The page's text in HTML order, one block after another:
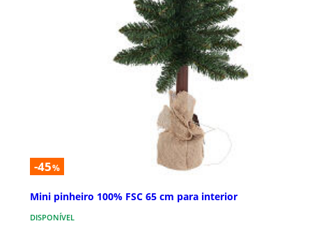
-45%
Mini pinheiro 100% FSC 65 cm para interior
DISPONÍVEL